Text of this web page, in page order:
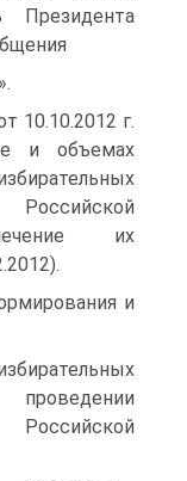
Президента
10.10.2012 г.
и объемах
их
и